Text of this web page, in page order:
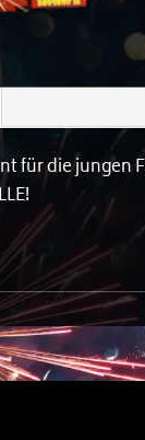
für die jungen